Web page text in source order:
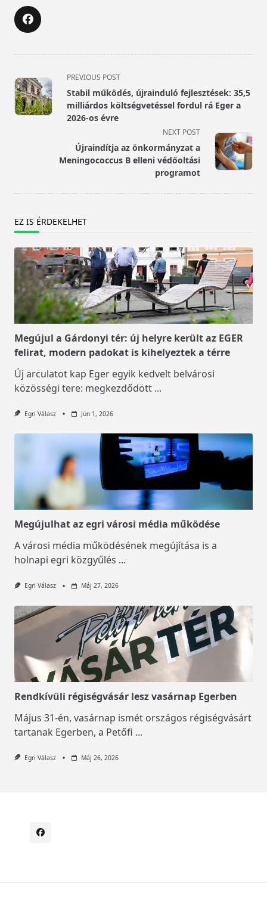
<span
class="nav-
subtitle
screen-
text">Page</span>
PREVIOUS POST
Stabil működés, újrainduló fejlesztések: 35,5
milliárdos költségvetéssel fordul rá Eger a
2026-os évre
NEXT POST
Újraindítja az önkormányzat a
Meningococcus B elleni védőoltási
programot
EZ IS ÉRDEKELHET
Megújul a Gárdonyi tér: új helyre került az EGER
felirat, modern padokat is kihelyeztek a térre
Új arculatot kap Eger egyik kedvelt belvárosi
közösségi tere: megkezdődött ...
Egri Válasz Jún 1, 2026
Megújulhat az egri városi média működése
A városi média működésének megújítása is a
holnapi egri közgyűlés ...
Egri Válasz Máj 27, 2026
Rendkívüli régiségvásár lesz vasárnap Egerben
Május 31-én, vasárnap ismét országos régiségvásárt
tartanak Egerben, a Petőfi ...
Egri Válasz Máj 26, 2026